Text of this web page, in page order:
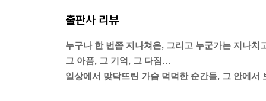
그래서 나는 조금 슬퍼지고 말았던 것 같다.
왠지, 보고 싶지 않은 순간을 봐버린 느낌.
왠지, 보지 않아도 될 순간을 봐버린 느낌.
출판사 리뷰
누구나 한 번쯤 지나쳐온, 그리고 누군가는 지나치
그 아픔, 그 기억, 그 다짐…
일상에서 맞닥뜨린 가슴 먹먹한 순간들, 그 안에서